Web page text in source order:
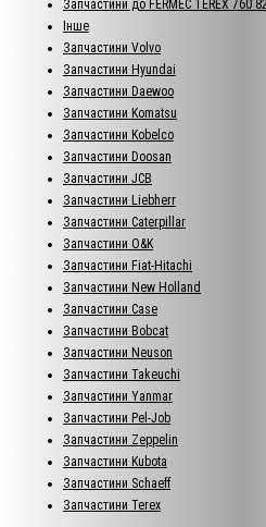
Запчастини до FERMEC TEREX 760
Інше
Запчастини Volvo
Запчастини Hyundai
Запчастини Daewoo
Запчастини Komatsu
Запчастини Kobelco
Запчастини Doosan
Запчастини JCB
Запчастини Liebherr
Запчастини Caterpillar
Запчастини O&K
Запчастини Fiat-Hitachi
Запчастини New Holland
Запчастини Case
Запчастини Bobcat
Запчастини Neuson
Запчастини Takeuchi
Запчастини Yanmar
Запчастини Pel-Job
Запчастини Zeppelin
Запчастини Kubota
Запчастини Schaeff
Запчастини Terex